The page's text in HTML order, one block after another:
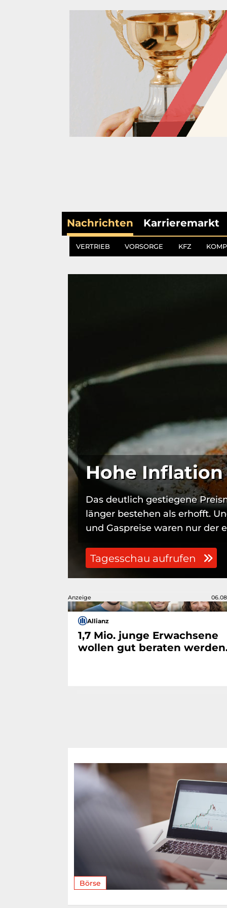
Nachrichten Karrieremarkt
VERTRIEB VORSORGE KFZ
Hohe Inflation
Das deutlich gestiegene
länger bestehen als erhofft.
und Gaspreise waren nur der
Tagesschau aufrufen
Anzeige
Allianz
1,7 Mio. junge Erwachsene
wollen gut beraten
Börse